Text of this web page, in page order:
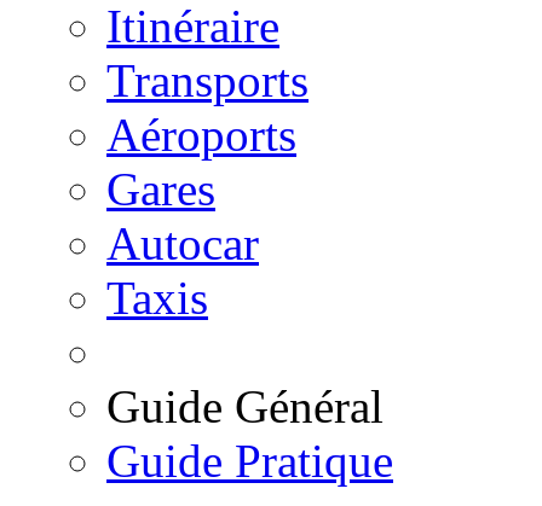
Itinéraire
Transports
Aéroports
Gares
Autocar
Taxis
Guide Général
Guide Pratique